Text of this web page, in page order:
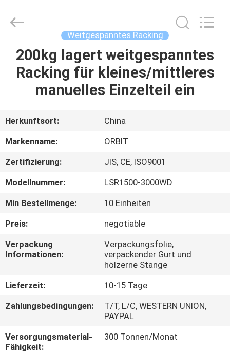
HAUS
PRODUKTE
ÜBER
UNS
FABRIK-
AUSFLUG
QUALITÄTSKONTROLLE
TRETEN
MIT
UNS
VERBINDUNG
Reserved.
Weitgespanntes Racking
200kg lagert weitgespanntes
Racking für kleines/mittleres
manuelles Einzelteil ein
Herkunftsort:
China
Markenname:
ORBIT
Zertifizierung:
JIS, CE, ISO9001
Modellnummer:
LSR1500-3000WD
Min Bestellmenge:
10 Einheiten
Preis:
negotiable
Verpackung
Informationen:
Verpackungsfolie,
verpackender Gurt und
hölzerne Stange
Lieferzeit:
10-15 Tage
Zahlungsbedingungen:
T/T, L/C, WESTERN UNION,
PAYPAL
Versorgungsmaterial-
Fähigkeit:
300 Tonnen/Monat